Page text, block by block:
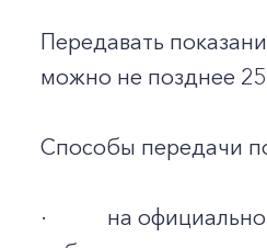
Передавать
можно не позднее
Способы передачи
·
на